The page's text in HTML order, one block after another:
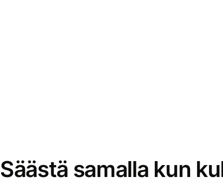
Säästä samalla kun